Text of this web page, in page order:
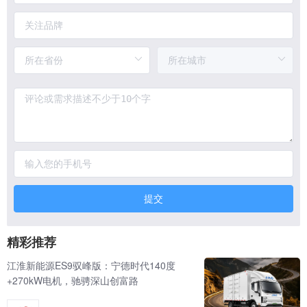
提交
精彩推荐
江淮新能源ES9驭峰版：宁德时代140度
+270kW电机，驰骋深山创富路